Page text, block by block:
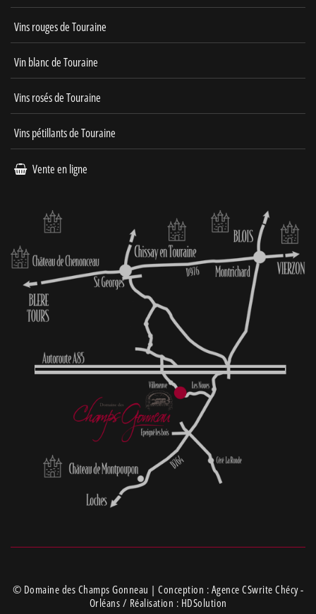
Vins rouges de Touraine
Vin blanc de Touraine
Vins rosés de Touraine
Vins pétillants de Touraine
Vente en ligne
© Domaine des Champs Gonneau | Conception : Agence CSwrite Chécy -
Orléans / Réalisation : HDSolution